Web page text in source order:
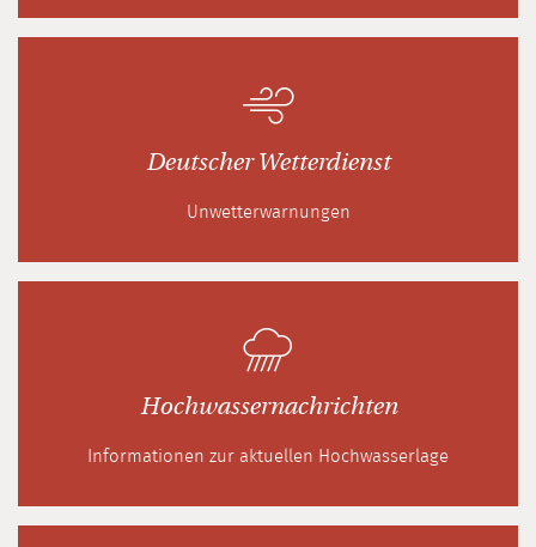
Deutscher Wetterdienst
Unwetterwarnungen
Hochwassernachrichten
Informationen zur aktuellen Hochwasserlage